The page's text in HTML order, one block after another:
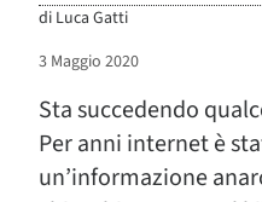
di Luca Gatti
3 Maggio 2020
Sta succedendo
Per anni internet è
un’informazione